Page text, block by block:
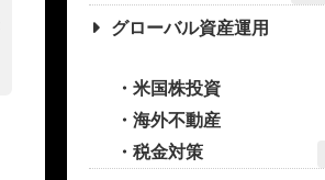
グローバル資産運用
米国株投資
海外不動産
税金対策